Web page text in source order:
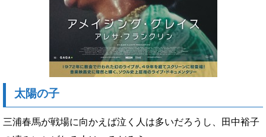
太陽の子
三浦春馬が戦場に向かえば泣く人は多いだろうし、田中裕子